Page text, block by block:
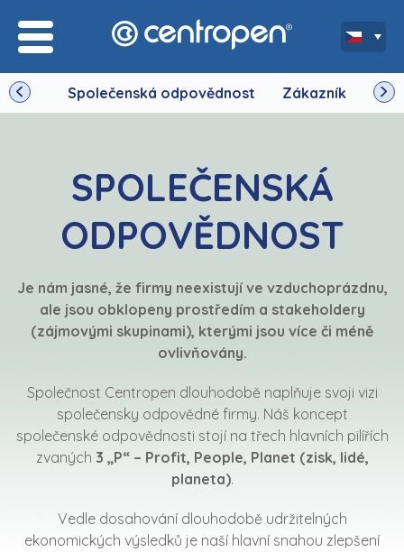
Společenská odpovědnost Zákazník
SPOLEČENSKÁ
ODPOVĚDNOST
Je nám jasné, že firmy neexistují ve vzduchoprázdnu,
ale jsou obklopeny prostředím a stakeholdery
(zájmovými skupinami), kterými jsou více či méně
ovlivňovány.
Společnost Centropen dlouhodobě naplňuje svoji vizi
společensky odpovědné firmy. Náš koncept
společenské odpovědnosti stojí na třech hlavních pilířích
zvaných 3 „P“ – Profit, People, Planet (zisk, lidé,
planeta).
Vedle dosahování dlouhodobě udržitelných
ekonomických výsledků je naší hlavní snahou zlepšení